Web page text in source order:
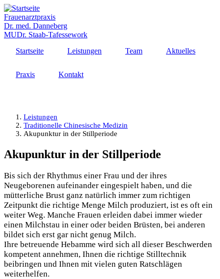
Direkt
zum
Inhalt
Frauenarztpraxis
Dr. med. Danneberg
MUDr. Staab-Tafessework
Startseite
Leistungen Team Aktuelles
Praxis Kontakt
Leistungen
Traditionelle Chinesische Medizin
Akupunktur in der Stillperiode
Akupunktur in der Stillperiode
Bis sich der Rhythmus einer Frau und der ihres
Neugeborenen aufeinander eingespielt haben, und die
mütterliche Brust ganz natürlich immer zum richtigen
Zeitpunkt die richtige Menge Milch produziert, ist es oft ein
weiter Weg. Manche Frauen erleiden dabei immer wieder
einen Milchstau in einer oder beiden Brüsten, bei anderen
bildet sich erst gar nicht genug Milch.
Ihre betreuende Hebamme wird sich all dieser Beschwerden
kompetent annehmen, Ihnen die richtige Stilltechnik
beibringen und Ihnen mit vielen guten Ratschlägen
weiterhelfen.